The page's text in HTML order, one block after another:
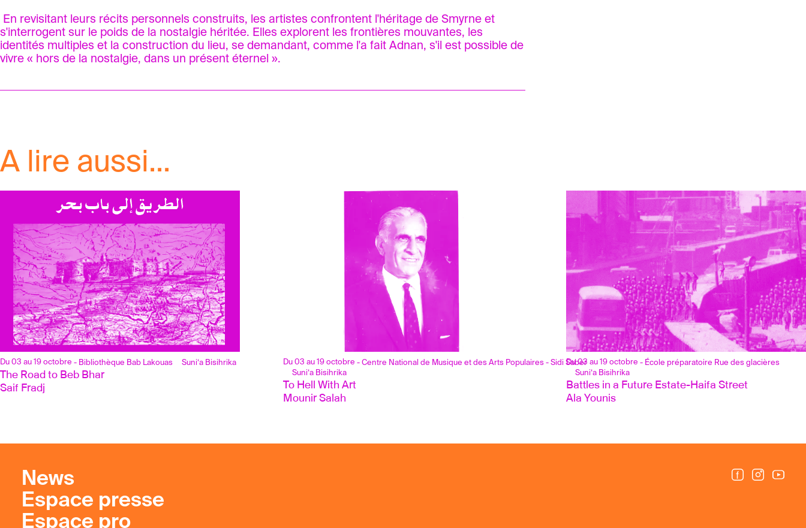
En revisitant leurs récits personnels construits, les artistes confrontent l'héritage de Smyrne et
s'interrogent sur le poids de la nostalgie héritée. Elles explorent les frontières mouvantes, les
identités multiples et la construction du lieu, se demandant, comme l'a fait Adnan, s'il est possible de
vivre « hors de la nostalgie, dans un présent éternel ».
A lire aussi...
Du 03 au 19 octobre - Bibliothèque Bab Lakouas Suni‘a Bisihrika
The Road to Beb Bhar
Saif Fradj
Du 03 au 19 octobre - Centre National de Musique et des Arts Populaires - Sidi Saber
Suni‘a Bisihrika
To Hell With Art
Mounir Salah
Du 03 au 19 octobre - École préparatoire Rue des glacières
Suni‘a Bisihrika
Battles in a Future Estate-Haifa Street
Ala Younis
News
Espace presse
Espace pro